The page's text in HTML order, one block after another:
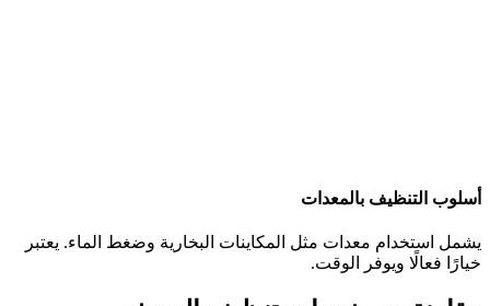
أسلوب التنظيف بالمعدات
يشمل استخدام معدات مثل المكاينات البخارية وضغط الماء. يعتبر
خيارًا فعالًا ويوفر الوقت.